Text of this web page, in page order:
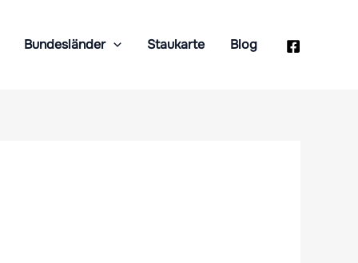
Bundesländer Staukarte Blog